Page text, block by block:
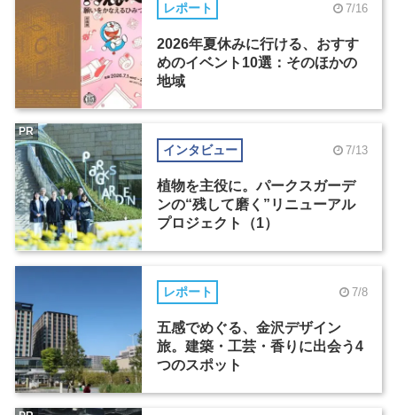
レポート 7/16
2026年夏休みに行ける、おすす
めのイベント10選：そのほかの
地域
インタビュー 7/13
植物を主役に。パークスガーデ
ンの“残して磨く”リニューアル
プロジェクト（1）
PR
レポート 7/8
五感でめぐる、金沢デザイン
旅。建築・工芸・香りに出会う4
つのスポット